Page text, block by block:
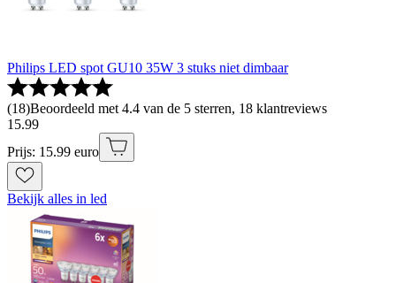
Philips LED spot GU10 35W 3 stuks niet dimbaar
(18)Beoordeeld met 4.4 van de 5 sterren, 18 klantreviews
15.99
Prijs: 15.99 euro
Bekijk alles in led